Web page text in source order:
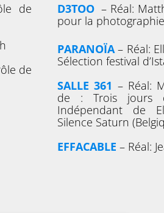
de
de
D3TOO – Réal:
pour la photographie
PARANOÏA– Réal:
Sélection festival
SALLE 361 – Réal:
de : Trois jours
Indépendant de
Silence Saturn
EFFACABLE – Réal: